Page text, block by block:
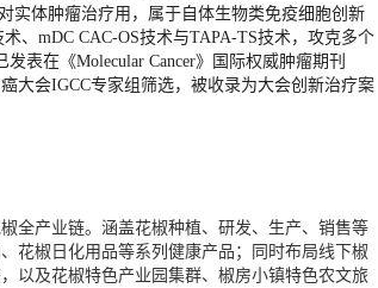
体肿瘤治疗用，属于自体生物类免疫细胞创新
、mDC CAC-OS技术与TAPA-TS技术，攻克多个
发表在《Molecular Cancer》国际权威肿瘤期刊
大会IGCC专家组筛选，被收录为大会创新治疗案
产业链。涵盖花椒种植、研发、生产、销售等
花椒日化用品等系列健康产品；同时布局线下椒
以及花椒特色产业园集群、椒房小镇特色农文旅